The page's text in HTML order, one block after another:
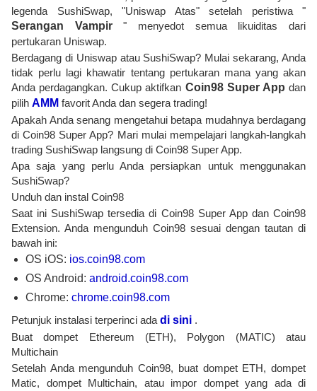
legenda SushiSwap, "Uniswap Atas" setelah peristiwa "
Serangan Vampir" menyedot semua likuiditas dari
pertukaran Uniswap.
Berdagang di Uniswap atau SushiSwap? Mulai sekarang, Anda
tidak perlu lagi khawatir tentang pertukaran mana yang akan
Anda perdagangkan. Cukup aktifkan Coin98 Super App dan
pilih AMM favorit Anda dan segera trading!
Apakah Anda senang mengetahui betapa mudahnya berdagang
di Coin98 Super App? Mari mulai mempelajari langkah-langkah
trading SushiSwap langsung di Coin98 Super App.
Apa saja yang perlu Anda persiapkan untuk menggunakan
SushiSwap?
Unduh dan instal Coin98
Saat ini SushiSwap tersedia di Coin98 Super App dan Coin98
Extension. Anda mengunduh Coin98 sesuai dengan tautan di
bawah ini:
OS iOS: ios.coin98.com
OS Android: android.coin98.com
Chrome: chrome.coin98.com
Petunjuk instalasi terperinci ada di sini .
Buat dompet Ethereum (ETH), Polygon (MATIC) atau
Multichain
Setelah Anda mengunduh Coin98, buat dompet ETH, dompet
Matic, dompet Multichain, atau impor dompet yang ada di